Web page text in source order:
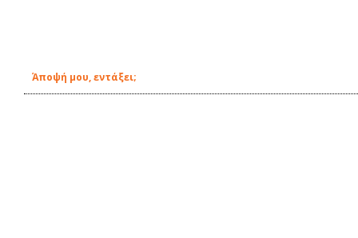
Άποψή μου, εντάξει;